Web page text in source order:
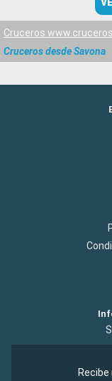
Cruceros
Cruceros desde Savona